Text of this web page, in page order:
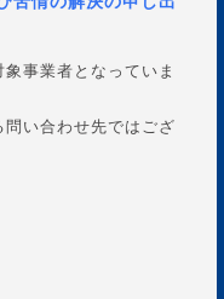
事業者となっていま
い合わせ先ではござ